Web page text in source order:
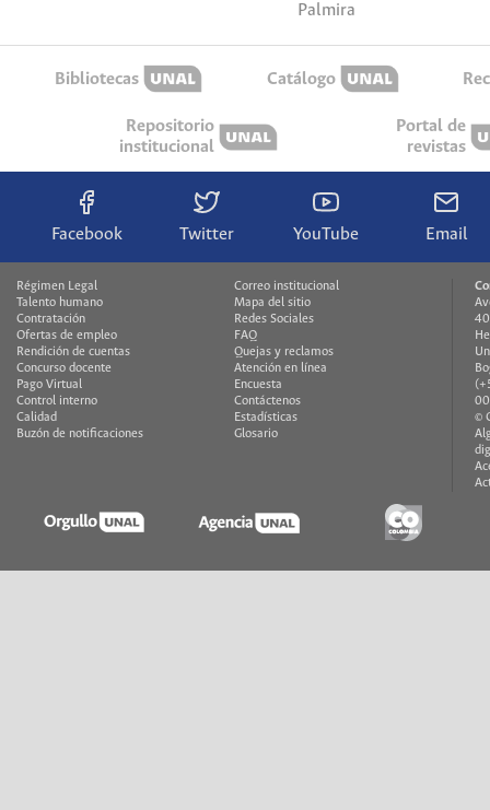
Palmira
Bibliotecas Catálogo
Repositorio
institucional
Portal de
revistas
Facebook Twitter YouTube Email
Régimen Legal
Talento humano
Contratación
Ofertas de empleo
Rendición de cuentas
Concurso docente
Pago Virtual
Control interno
Calidad
Buzón de notificaciones
Correo institucional
Mapa del sitio
Redes Sociales
FAQ
Quejas y reclamos
Atención en línea
Encuesta
Contáctenos
Estadísticas
Glosario
©